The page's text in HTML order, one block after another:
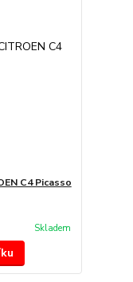
C4 Picasso
Skladem